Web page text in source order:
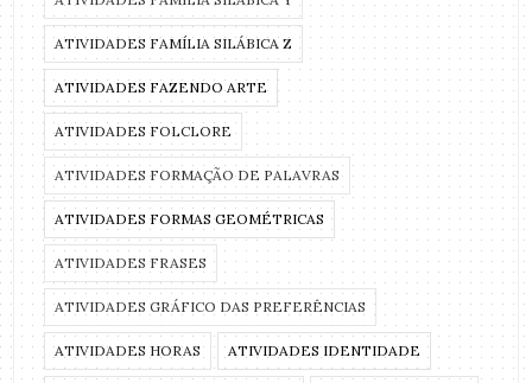
ATIVIDADES FAMÍLIA SILÁBICA Z
ATIVIDADES FAZENDO ARTE
ATIVIDADES FOLCLORE
ATIVIDADES FORMAÇÃO DE PALAVRAS
ATIVIDADES FORMAS GEOMÉTRICAS
ATIVIDADES FRASES
ATIVIDADES GRÁFICO DAS PREFERÊNCIAS
ATIVIDADES HORAS ATIVIDADES IDENTIDADE